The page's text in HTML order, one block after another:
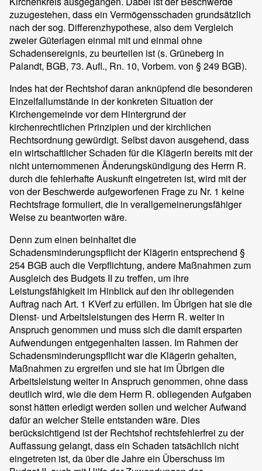
zuzugestehen, dass ein Vermögensschaden grundsätzlich
nach der sog. Differenzhypothese, also dem Vergleich
zweier Güterlagen einmal mit und einmal ohne
Schadensereignis, zu beurteilen ist (s. Grüneberg in
Palandt, BGB, 73. Aufl., Rn. 10, Vorbem. von § 249 BGB).
Indes hat der Rechtshof daran anknüpfend die besonderen
Einzelfallumstände in der konkreten Situation der
Kirchengemeinde vor dem Hintergrund der
kirchenrechtlichen Prinzipien und der kirchlichen
Rechtsordnung gewürdigt. Selbst davon ausgehend, dass
ein wirtschaftlicher Schaden für die Klägerin bereits mit der
nicht unternommenen Änderungskündigung des Herrn R.
durch die fehlerhafte Auskunft eingetreten ist, wird mit der
von der Beschwerde aufgeworfenen Frage zu Nr. 1 keine
Rechtsfrage formuliert, die in verallgemeinerungsfähiger
Weise zu beantworten wäre.
Denn zum einen beinhaltet die
Schadensminderungspflicht der Klägerin entsprechend §
254 BGB auch die Verpflichtung, andere Maßnahmen zum
Ausgleich des Budgets II zu treffen, um ihre
Leistungsfähigkeit im Hinblick auf den ihr obliegenden
Auftrag nach Art. 1 KVerf zu erfüllen. Im Übrigen hat sie die
Dienst- und Arbeitsleistungen des Herrn R. weiter in
Anspruch genommen und muss sich die damit ersparten
Aufwendungen entgegenhalten lassen. Im Rahmen der
Schadensminderungspflicht war die Klägerin gehalten,
Maßnahmen zu ergreifen und sie hat im Übrigen die
Arbeitsleistung weiter in Anspruch genommen, ohne dass
deutlich wird, wie die dem Herrn R. obliegenden Aufgaben
sonst hätten erledigt werden sollen und welcher Aufwand
dafür an welcher Stelle entstanden wäre. Dies
berücksichtigend ist der Rechtshof rechtsfehlerfrei zu der
Auffassung gelangt, dass ein Schaden tatsächlich nicht
eingetreten ist, da über die Jahre ein Überschuss im